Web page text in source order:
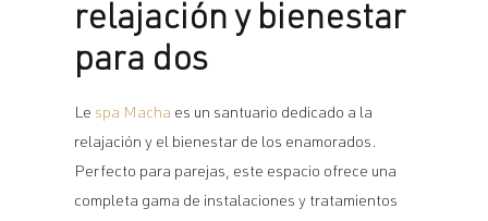
relajación y bienestar
para dos
Le spa Macha es un santuario dedicado a la
relajación y el bienestar de los enamorados.
Perfecto para parejas, este espacio ofrece una
completa gama de instalaciones y tratamientos